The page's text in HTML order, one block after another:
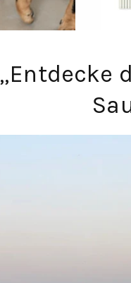
„Entdecke